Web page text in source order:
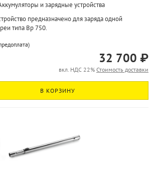
и зарядные устройства
предназначено для заряда одной
типа Bp 750.
32 700 ₽
вкл. НДС 22% Стоимость доставки
В КОРЗИНУ